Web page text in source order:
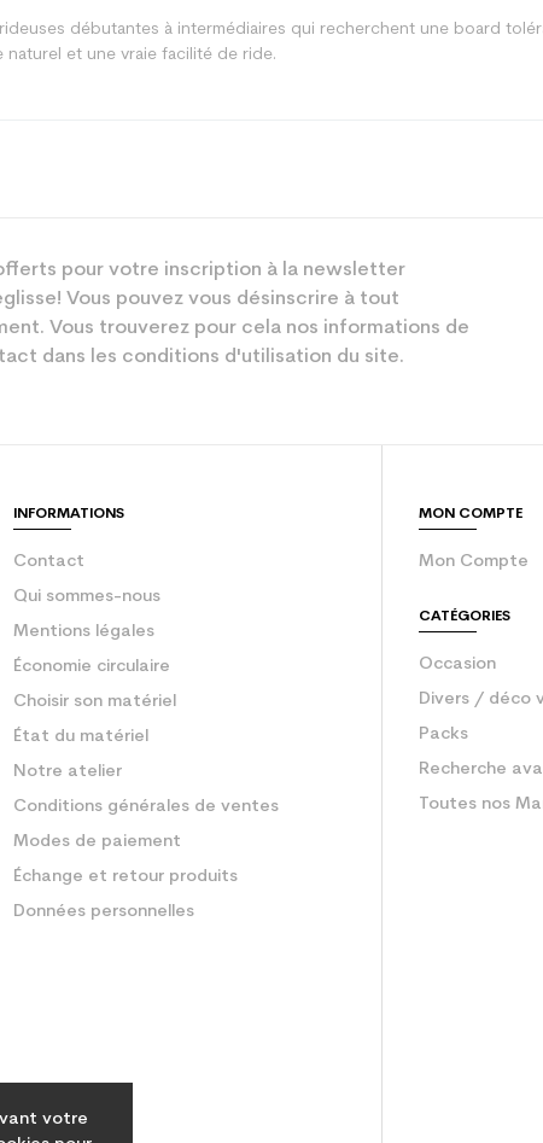
votre
débutantes à intermédiaires qui recherchent une board
naturel et une vraie facilité de ride.
pour votre inscription à la newsletter
Vous pouvez vous désinscrire à tout
Vous trouverez pour cela nos informations de
dans les conditions d'utilisation du site.
INFORMATIONS
Contact
Qui sommes-nous
Mentions légales
Économie circulaire
Choisir son matériel
État du matériel
Notre atelier
Conditions générales de ventes
Modes de paiement
Échange et retour produits
Données personnelles
MON COMPTE
Mon Compte
CATÉGORIES
Occasion
Divers / déco
Packs
Recherche
Toutes nos